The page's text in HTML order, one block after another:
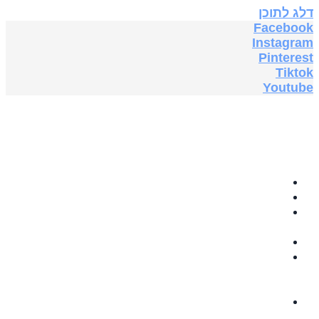
דלג לתוכן
Facebook
Instagram
Pinterest
Tiktok
Youtube